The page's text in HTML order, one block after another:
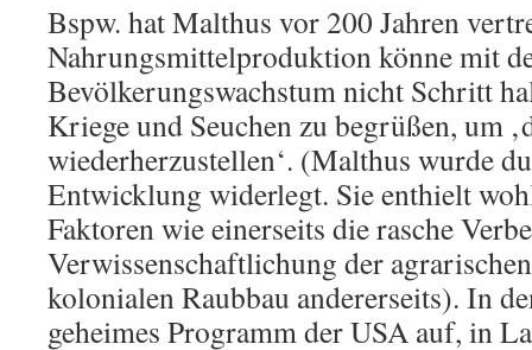
Bspw. hat Malthus vor 200 Jahren
Nahrungsmittelproduktion könne mit
Bevölkerungswachstum nicht Schritt
Kriege und Seuchen zu begrüßen, um
wiederherzustellen‘. (Malthus wurde
Entwicklung widerlegt. Sie enthielt
Faktoren wie einerseits die rasche
Verwissenschaftlichung der
kolonialen Raubbau andererseits). In
geheimes Programm der USA auf, in